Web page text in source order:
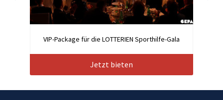
VIP-Package für die LOTTERIEN Sporthilfe-Gala
Jetzt bieten